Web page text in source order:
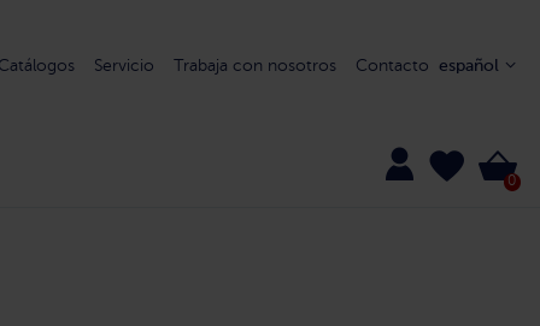
Catálogos Servicio Trabaja con nosotros Contacto español
0